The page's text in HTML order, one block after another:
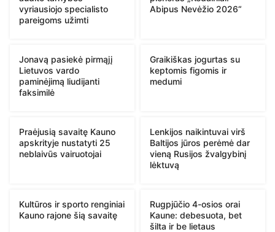
vyriausiojo specialisto
pareigoms užimti
Abipus Nevėžio 2026“
Jonavą pasiekė pirmąjį
Lietuvos vardo
paminėjimą liudijanti
faksimilė
Graikiškas jogurtas su
keptomis figomis ir
medumi
Praėjusią savaitę Kauno
apskrityje nustatyti 25
neblaivūs vairuotojai
Lenkijos naikintuvai virš
Baltijos jūros perėmė dar
vieną Rusijos žvalgybinį
lėktuvą
Kultūros ir sporto renginiai
Kauno rajone šią savaitę
Rugpjūčio 4-osios orai
Kaune: debesuota, bet
šilta ir be lietaus